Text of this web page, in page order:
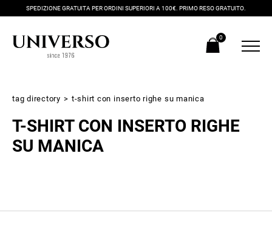
SPEDIZIONE GRATUITA PER ORDINI SUPERIORI A 100€. PRIMO RESO GRATUITO.
0
tag directory > t-shirt con inserto righe su manica
T-SHIRT CON INSERTO RIGHE
SU MANICA
Iscriviti alla newsletter